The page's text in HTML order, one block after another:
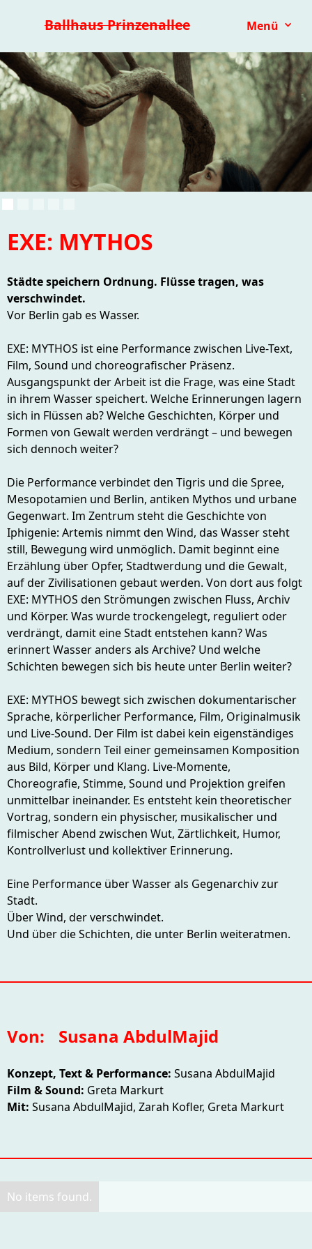
Ballhaus Prinzenallee Menü
Kinder- & Jugendtheater mit.mach.bühne
EXE: MYTHOS
Städte speichern Ordnung. Flüsse tragen, was
verschwindet.
Vor Berlin gab es Wasser.
EXE: MYTHOS ist eine Performance zwischen Live-Text,
Film, Sound und choreografischer Präsenz.
Ausgangspunkt der Arbeit ist die Frage, was eine Stadt
in ihrem Wasser speichert. Welche Erinnerungen lagern
sich in Flüssen ab? Welche Geschichten, Körper und
Formen von Gewalt werden verdrängt – und bewegen
sich dennoch weiter?
Die Performance verbindet den Tigris und die Spree,
Mesopotamien und Berlin, antiken Mythos und urbane
Gegenwart. Im Zentrum steht die Geschichte von
Iphigenie: Artemis nimmt den Wind, das Wasser steht
still, Bewegung wird unmöglich. Damit beginnt eine
Erzählung über Opfer, Stadtwerdung und die Gewalt,
auf der Zivilisationen gebaut werden. Von dort aus folgt
EXE: MYTHOS den Strömungen zwischen Fluss, Archiv
und Körper. Was wurde trockengelegt, reguliert oder
verdrängt, damit eine Stadt entstehen kann? Was
erinnert Wasser anders als Archive? Und welche
Schichten bewegen sich bis heute unter Berlin weiter?
EXE: MYTHOS bewegt sich zwischen dokumentarischer
Sprache, körperlicher Performance, Film, Originalmusik
und Live-Sound. Der Film ist dabei kein eigenständiges
Medium, sondern Teil einer gemeinsamen Komposition
aus Bild, Körper und Klang. Live-Momente,
Choreografie, Stimme, Sound und Projektion greifen
unmittelbar ineinander. Es entsteht kein theoretischer
Vortrag, sondern ein physischer, musikalischer und
filmischer Abend zwischen Wut, Zärtlichkeit, Humor,
Kontrollverlust und kollektiver Erinnerung.
Eine Performance über Wasser als Gegenarchiv zur
Stadt.
Über Wind, der verschwindet.
Und über die Schichten, die unter Berlin weiteratmen.
Von: Susana AbdulMajid
Konzept, Text & Performance: Susana AbdulMajid
Film & Sound: Greta Markurt
Mit: Susana AbdulMajid, Zarah Kofler, Greta Markurt
No items found.